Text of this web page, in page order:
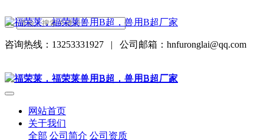
咨询热线：13253331927 | 公司邮箱：hnfuronglai@qq.com
网站首页
关于我们
全部 公司简介 公司资质